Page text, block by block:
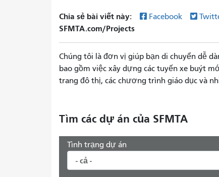
Chia sẻ bài viết này: Facebook
SFMTA.com/Projects
Chúng tôi là đơn vị giúp bạn di chuyển dễ
bao gồm việc xây dựng các tuyến xe buýt
trang đô thị, các chương trình giáo dục và
Tìm các dự án của SFMTA
Tình trạng dự án